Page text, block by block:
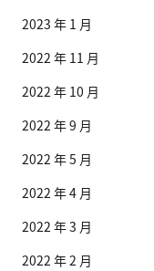
2023 年 1 月
2022 年 11 月
2022 年 10 月
2022 年 9 月
2022 年 5 月
2022 年 4 月
2022 年 3 月
2022 年 2 月